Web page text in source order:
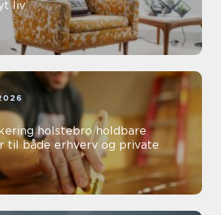
liv
holstebro holdbare
til både erhverv og private